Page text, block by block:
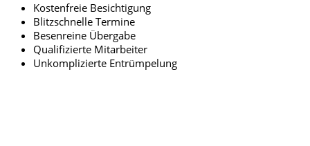
Kostenfreie Besichtigung
Blitzschnelle Termine
Besenreine Übergabe
Qualifizierte Mitarbeiter
Unkomplizierte Entrümpelung